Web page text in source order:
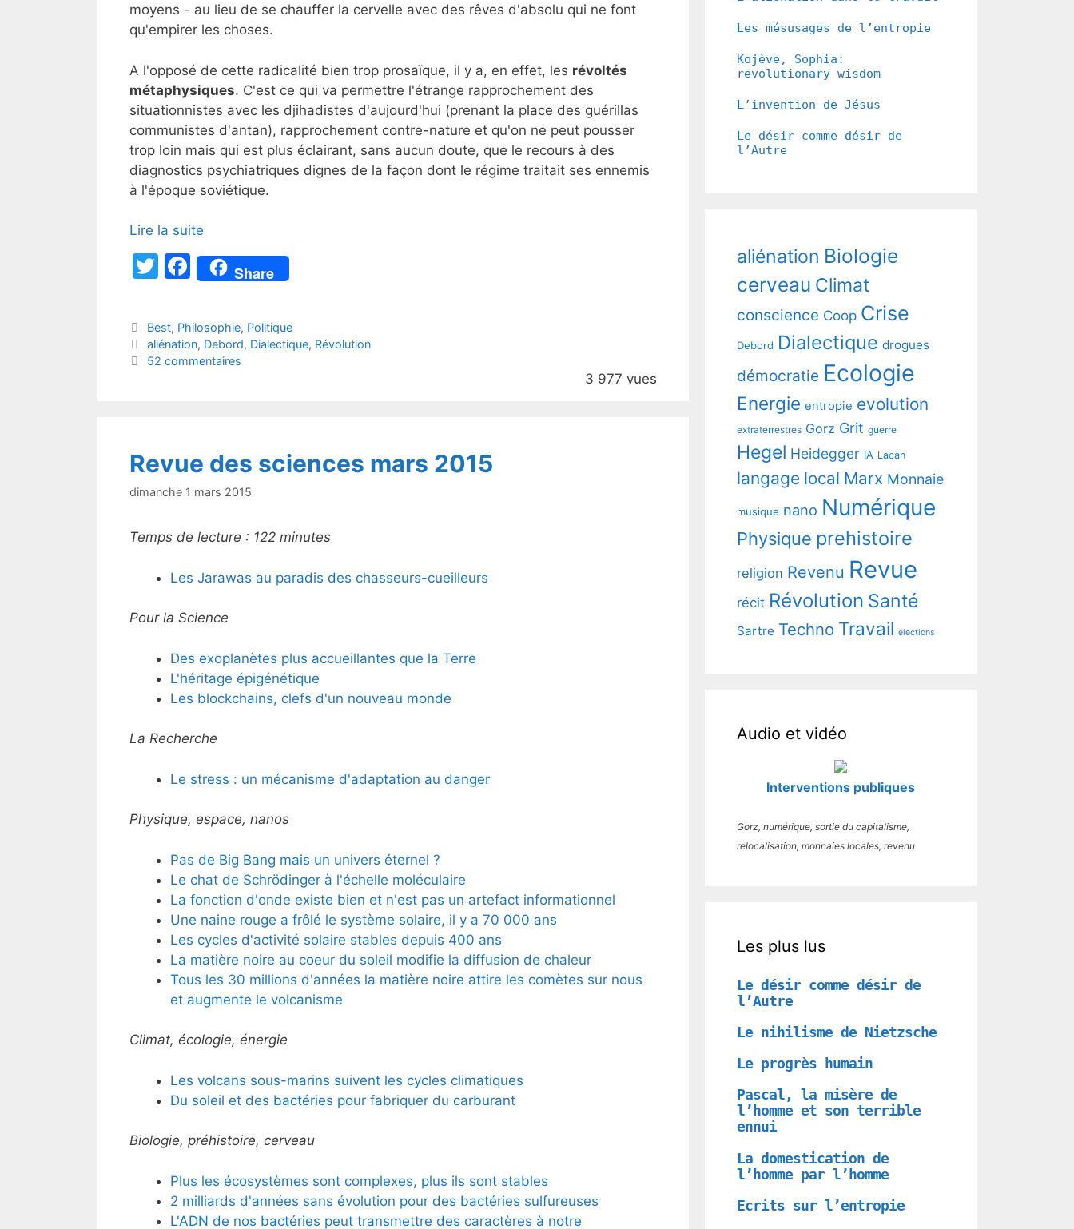
moyens - au lieu de se chauffer la cervelle avec des rêves d'absolu qui ne font
qu'empirer les choses.
A l'opposé de cette radicalité bien trop prosaïque, il y a, en effet, les révoltés
métaphysiques. C'est ce qui va permettre l'étrange rapprochement des
situationnistes avec les djihadistes d'aujourd'hui (prenant la place des guérillas
communistes d'antan), rapprochement contre-nature et qu'on ne peut pousser
trop loin mais qui est plus éclairant, sans aucun doute, que le recours à des
diagnostics psychiatriques dignes de la façon dont le régime traitait ses ennemis
à l'époque soviétique.
Lire la suite
T
itt
er
F
a
c
e
b
Share
Catégories
Best, Philosophie, Politique
Étiquettes
aliénation, Debord, Dialectique, Révolution
52 commentaires
3 977 vues
Revue des sciences mars 2015
dimanche 1 mars 2015
Temps de lecture : 122 minutes
Les Jarawas au paradis des chasseurs-cueilleurs
Pour la Science
Des exoplanètes plus accueillantes que la Terre
L'héritage épigénétique
Les blockchains, clefs d'un nouveau monde
La Recherche
Le stress : un mécanisme d'adaptation au danger
Physique, espace, nanos
Pas de Big Bang mais un univers éternel ?
Le chat de Schrödinger à l'échelle moléculaire
La fonction d'onde existe bien et n'est pas un artefact informationnel
Une naine rouge a frôlé le système solaire, il y a 70 000 ans
Les cycles d'activité solaire stables depuis 400 ans
La matière noire au coeur du soleil modifie la diffusion de chaleur
Tous les 30 millions d'années la matière noire attire les comètes sur nous
et augmente le volcanisme
Climat, écologie, énergie
Les volcans sous-marins suivent les cycles climatiques
Du soleil et des bactéries pour fabriquer du carburant
Biologie, préhistoire, cerveau
Plus les écosystèmes sont complexes, plus ils sont stables
2 milliards d'années sans évolution pour des bactéries sulfureuses
L'ADN de nos bactéries peut transmettre des caractères à notre
Les mésusages de l’entropie
Kojève, Sophia:
revolutionary wisdom
L’invention de Jésus
Le désir comme désir de
l’Autre
aliénation Biologie
cerveau Climat
conscience Coop Crise
Debord Dialectique drogues
démocratie Ecologie
Energie entropie evolution
extraterrestres Gorz Grit guerre
Hegel Heidegger IA Lacan
langage local Marx Monnaie
musique nano Numérique
Physique prehistoire
religion Revenu Revue
récit Révolution Santé
Sartre Techno Travail élections
Audio et vidéo
Interventions publiques
Gorz, numérique, sortie du capitalisme,
relocalisation, monnaies locales, revenu
Les plus lus
Le désir comme désir de
l’Autre
Le nihilisme de Nietzsche
Le progrès humain
Pascal, la misère de
l’homme et son terrible
ennui
La domestication de
l’homme par l’homme
Ecrits sur l’entropie